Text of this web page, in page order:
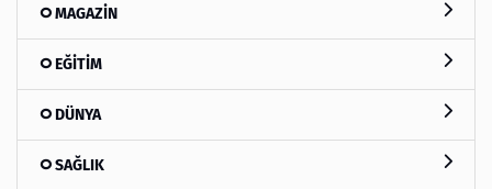
MAGAZİN
EĞİTİM
DÜNYA
SAĞLIK